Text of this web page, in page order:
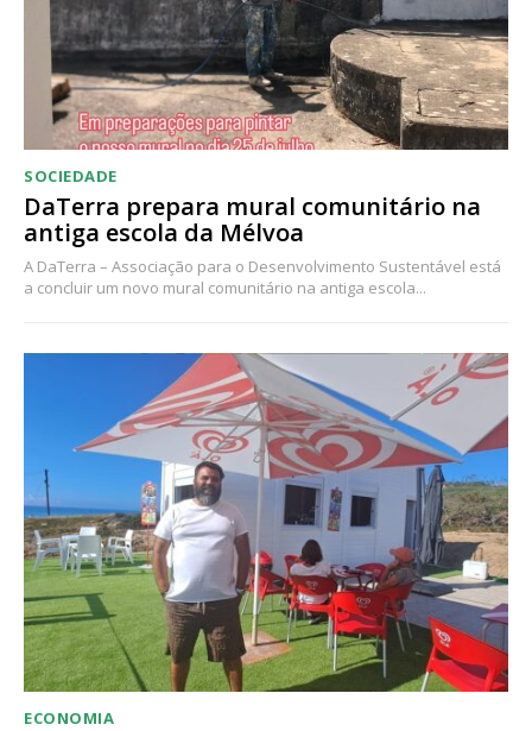
SOCIEDADE
DaTerra prepara mural comunitário na
antiga escola da Mélvoa
A DaTerra – Associação para o Desenvolvimento Sustentável está
a concluir um novo mural comunitário na antiga escola...
ECONOMIA